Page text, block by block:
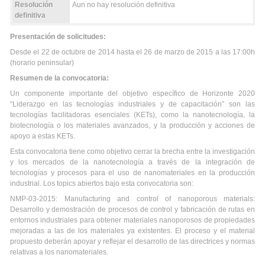
Resolución
definitiva
Aun no hay resolución definitiva
Presentación de solicitudes:
Desde el 22 de octubre de 2014 hasta el 26 de marzo de 2015 a las 17:00h
(horario peninsular)
Resumen de la convocatoria:
Un componente importante del objetivo específico de Horizonte 2020
“Liderazgo en las tecnologías industriales y de capacitación” son las
tecnologías facilitadoras esenciales (KETs), como la nanotecnología, la
biotecnología o los materiales avanzados, y la producción y acciones de
apoyo a estas KETs.
Esta convocatoria tiene como objetivo cerrar la brecha entre la investigación
y los mercados de la nanotecnología a través de la integración de
tecnologías y procesos para el uso de nanomateriales en la producción
industrial. Los topics abiertos bajo esta convocatoria son:
NMP-03-2015: Manufacturing and control of nanoporous materials:
Desarrollo y demostración de procesos de control y fabricación de rutas en
entornos industriales para obtener materiales nanoporosos de propiedades
mejoradas a las de los materiales ya existentes. El proceso y el material
propuesto deberán apoyar y reflejar el desarrollo de las directrices y normas
relativas a los nanomateriales.